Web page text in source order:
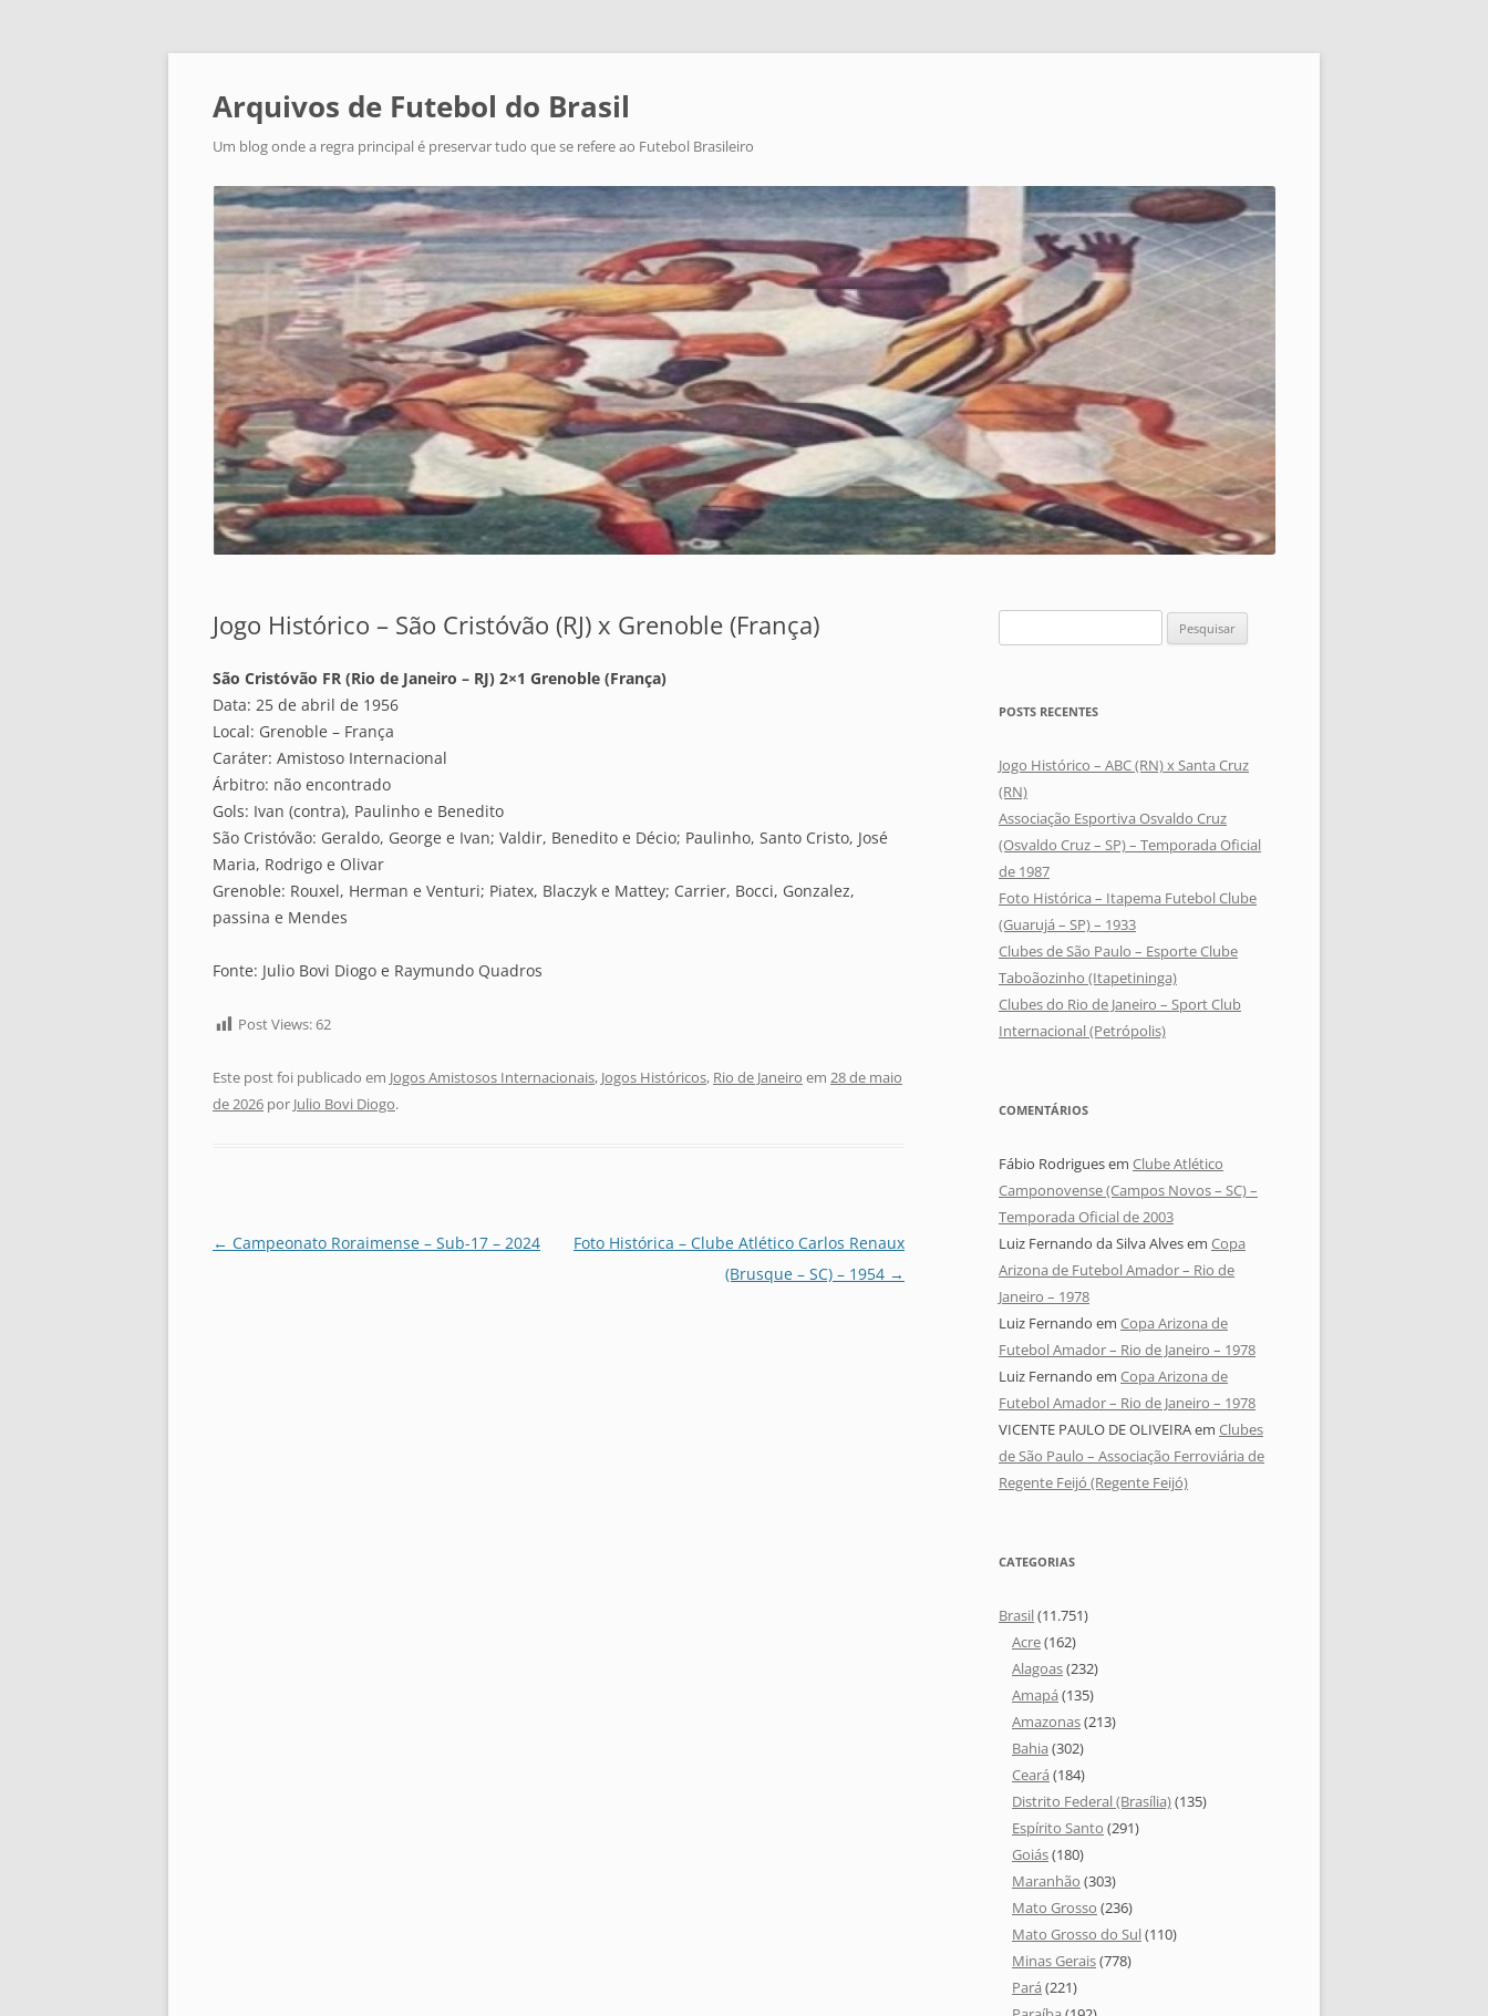
Arquivos de Futebol do Brasil
Um blog onde a regra principal é preservar tudo que se refere ao Futebol Brasileiro
Jogo Histórico – São Cristóvão (RJ) x Grenoble (França)
São Cristóvão FR (Rio de Janeiro – RJ) 2×1 Grenoble (França)
Data: 25 de abril de 1956
Local: Grenoble – França
Caráter: Amistoso Internacional
Árbitro: não encontrado
Gols: Ivan (contra), Paulinho e Benedito
São Cristóvão: Geraldo, George e Ivan; Valdir, Benedito e Décio; Paulinho, Santo Cristo, José
Maria, Rodrigo e Olivar
Grenoble: Rouxel, Herman e Venturi; Piatex, Blaczyk e Mattey; Carrier, Bocci, Gonzalez,
passina e Mendes
Fonte: Julio Bovi Diogo e Raymundo Quadros
Post Views:62
Este post foi publicado em Jogos Amistosos Internacionais, Jogos Históricos, Rio de Janeiro em 28 de maio
de 2026 por Julio Bovi Diogo.
Navegação
← Campeonato Roraimense – Sub-17 – 2024
Foto Histórica – Clube Atlético Carlos Renaux
(Brusque – SC) – 1954 →
por:
POSTS RECENTES
Jogo Histórico – ABC (RN) x Santa Cruz
(RN)
Associação Esportiva Osvaldo Cruz
(Osvaldo Cruz – SP) – Temporada Oficial
de 1987
Foto Histórica – Itapema Futebol Clube
(Guarujá – SP) – 1933
Clubes de São Paulo – Esporte Clube
Taboãozinho (Itapetininga)
Clubes do Rio de Janeiro – Sport Club
Internacional (Petrópolis)
COMENTÁRIOS
Fábio Rodriguesem Clube Atlético
Camponovense (Campos Novos – SC) –
Temporada Oficial de 2003
Luiz Fernando da Silva Alvesem Copa
Arizona de Futebol Amador – Rio de
Janeiro – 1978
Luiz Fernando em Copa Arizona de
Futebol Amador – Rio de Janeiro – 1978
Luiz Fernando em Copa Arizona de
Futebol Amador – Rio de Janeiro – 1978
VICENTE PAULO DE OLIVEIRAem Clubes
de São Paulo – Associação Ferroviária de
Regente Feijó (Regente Feijó)
CATEGORIAS
Brasil(11.751)
Acre(162)
Alagoas(232)
Amapá (135)
Amazonas(213)
Bahia (302)
Ceará (184)
Distrito Federal (Brasília)(135)
Espírito Santo (291)
Goiás(180)
Maranhão (303)
Mato Grosso (236)
Mato Grosso do Sul(110)
Minas Gerais(778)
Pará (221)